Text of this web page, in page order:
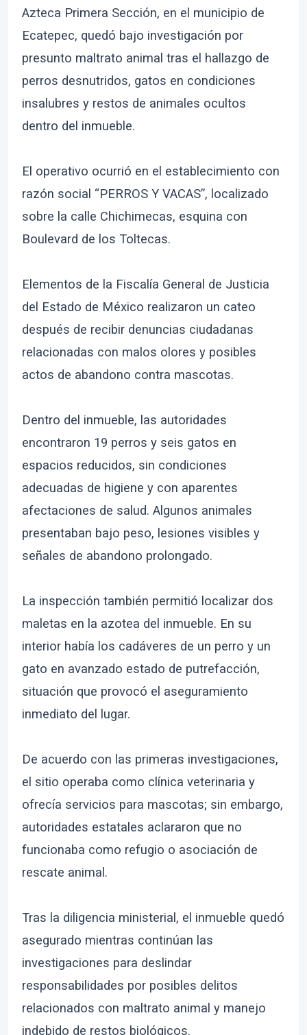
Azteca Primera Sección, en el municipio de
Ecatepec, quedó bajo investigación por
presunto maltrato animal tras el hallazgo de
perros desnutridos, gatos en condiciones
insalubres y restos de animales ocultos
dentro del inmueble.
El operativo ocurrió en el establecimiento con
razón social “PERROS Y VACAS”, localizado
sobre la calle Chichimecas, esquina con
Boulevard de los Toltecas.
Elementos de la Fiscalía General de Justicia
del Estado de México realizaron un cateo
después de recibir denuncias ciudadanas
relacionadas con malos olores y posibles
actos de abandono contra mascotas.
Dentro del inmueble, las autoridades
encontraron 19 perros y seis gatos en
espacios reducidos, sin condiciones
adecuadas de higiene y con aparentes
afectaciones de salud. Algunos animales
presentaban bajo peso, lesiones visibles y
señales de abandono prolongado.
La inspección también permitió localizar dos
maletas en la azotea del inmueble. En su
interior había los cadáveres de un perro y un
gato en avanzado estado de putrefacción,
situación que provocó el aseguramiento
inmediato del lugar.
De acuerdo con las primeras investigaciones,
el sitio operaba como clínica veterinaria y
ofrecía servicios para mascotas; sin embargo,
autoridades estatales aclararon que no
funcionaba como refugio o asociación de
rescate animal.
Tras la diligencia ministerial, el inmueble quedó
asegurado mientras continúan las
investigaciones para deslindar
responsabilidades por posibles delitos
relacionados con maltrato animal y manejo
indebido de restos biológicos.